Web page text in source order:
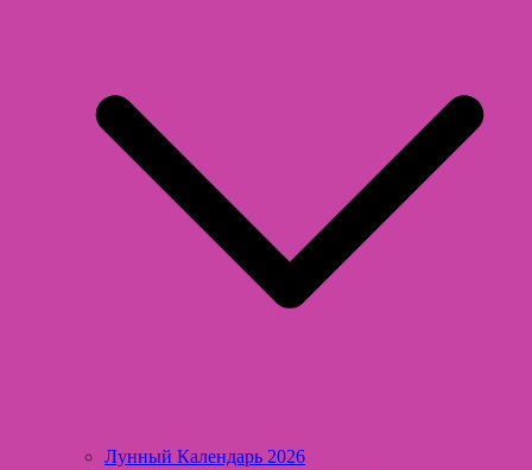
Лунный Календарь 2026